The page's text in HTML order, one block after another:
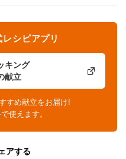
キング
献立
シピアプリ
すめ献立をお届け!
使えます。
アする